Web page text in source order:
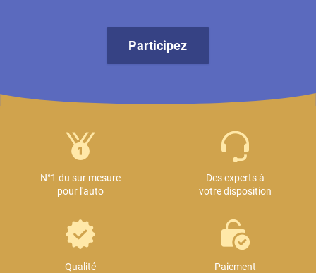
Participez
N°1 du sur mesure
pour l'auto
Des experts à
votre disposition
Qualité
Paiement